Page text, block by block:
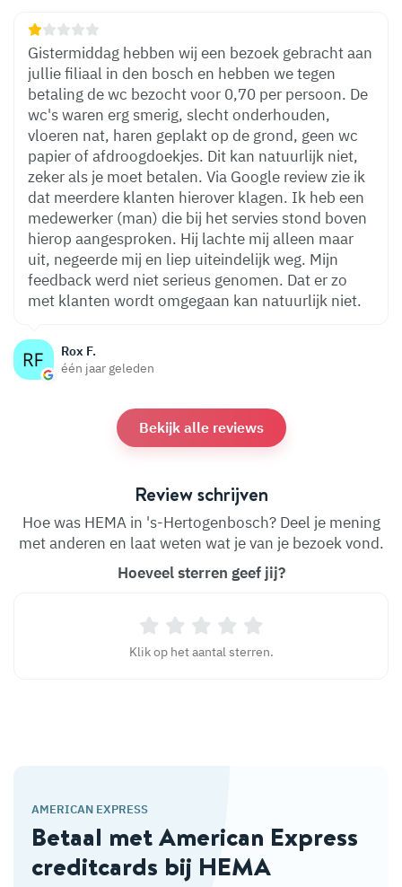
Rox F.
één jaar geleden
Gistermiddag hebben wij een bezoek gebracht aan
jullie filiaal in den bosch en hebben we tegen
betaling de wc bezocht voor 0,70 per persoon. De
wc's waren erg smerig, slecht onderhouden,
vloeren nat, haren geplakt op de grond, geen wc
papier of afdroogdoekjes. Dit kan natuurlijk niet,
zeker als je moet betalen. Via Google review zie ik
dat meerdere klanten hierover klagen. Ik heb een
medewerker (man) die bij het servies stond boven
hierop aangesproken. Hij lachte mij alleen maar
uit, negeerde mij en liep uiteindelijk weg. Mijn
feedback werd niet serieus genomen. Dat er zo
met klanten wordt omgegaan kan natuurlijk niet.
Bekijk alle reviews
Review schrijven
Hoe was HEMA in 's-Hertogenbosch? Deel je mening
met anderen en laat weten wat je van je bezoek vond.
Hoeveel sterren geef jij?
Klik op het aantal sterren.
AMERICAN EXPRESS
Betaal met American Express
creditcards bij HEMA